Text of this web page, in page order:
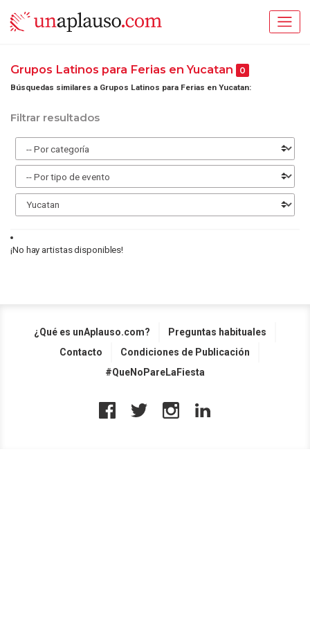
Grupos Latinos para Ferias en Yucatan 0
Búsquedas similares a Grupos Latinos para Ferias en Yucatan:
Filtrar resultados
¡No hay artistas disponibles!
¿Qué es unAplauso.com?
Preguntas habituales
Contacto
Condiciones de Publicación
#QueNoPareLaFiesta